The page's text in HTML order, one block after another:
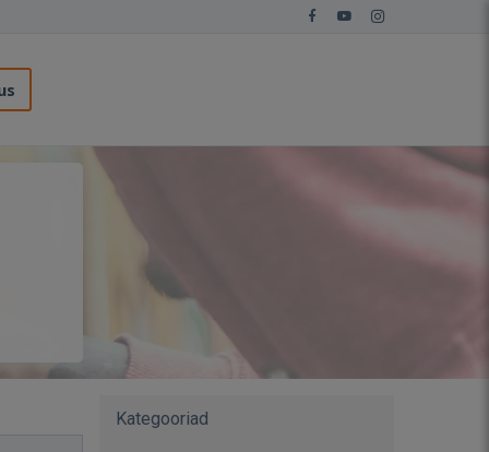
Kategooriad